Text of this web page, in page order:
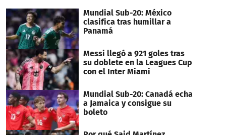
Mundial Sub-20: México
clasifica tras humillar a
Panamá
Messi llegó a 921 goles tras
su doblete en la Leagues Cup
con el Inter Miami
Mundial Sub-20: Canadá echa
a Jamaica y consigue su
boleto